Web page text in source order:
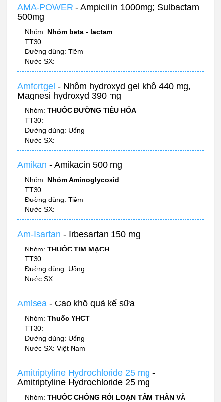
AMA-POWER - Ampicillin 1000mg; Sulbactam
500mg
Nhóm: Nhóm beta - lactam
TT30:
Đường dùng: Tiêm
Nước SX:
Amfortgel - Nhôm hydroxyd gel khô 440 mg,
Magnesi hydroxyd 390 mg
Nhóm: THUỐC ĐƯỜNG TIÊU HÓA
TT30:
Đường dùng: Uống
Nước SX:
Amikan - Amikacin 500 mg
Nhóm: Nhóm Aminoglycosid
TT30:
Đường dùng: Tiêm
Nước SX:
Am-Isartan - Irbesartan 150 mg
Nhóm: THUỐC TIM MẠCH
TT30:
Đường dùng: Uống
Nước SX:
Amisea - Cao khô quả kế sữa
Nhóm: Thuốc YHCT
TT30:
Đường dùng: Uống
Nước SX: Việt Nam
Amitriptyline Hydrochloride 25 mg -
Amitriptyline Hydrochloride 25 mg
Nhóm: THUỐC CHỐNG RỐI LOẠN TÂM THẦN VÀ